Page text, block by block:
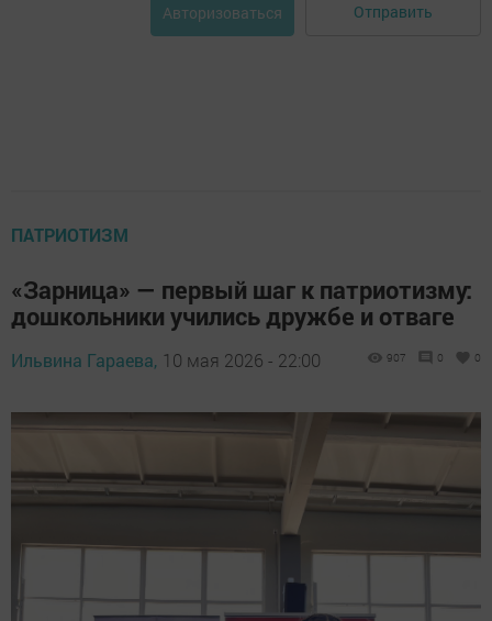
Авторизоваться Отправить
ПАТРИОТИЗМ
«Зарница» — первый шаг к патриотизму:
дошкольники учились дружбе и отваге
Ильвина Гараева, 10 мая 2026 - 22:00 907 0 0